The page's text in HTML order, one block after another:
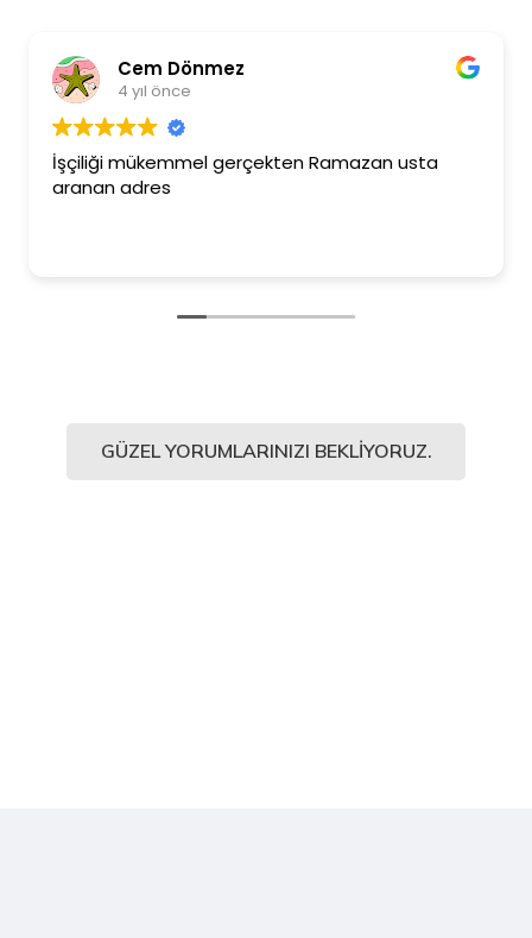
Cem Dönmez
4 yıl önce
mükemmel gerçekten Ramazan usta
adres
GÜZEL YORUMLARINIZI BEKLIYORUZ.